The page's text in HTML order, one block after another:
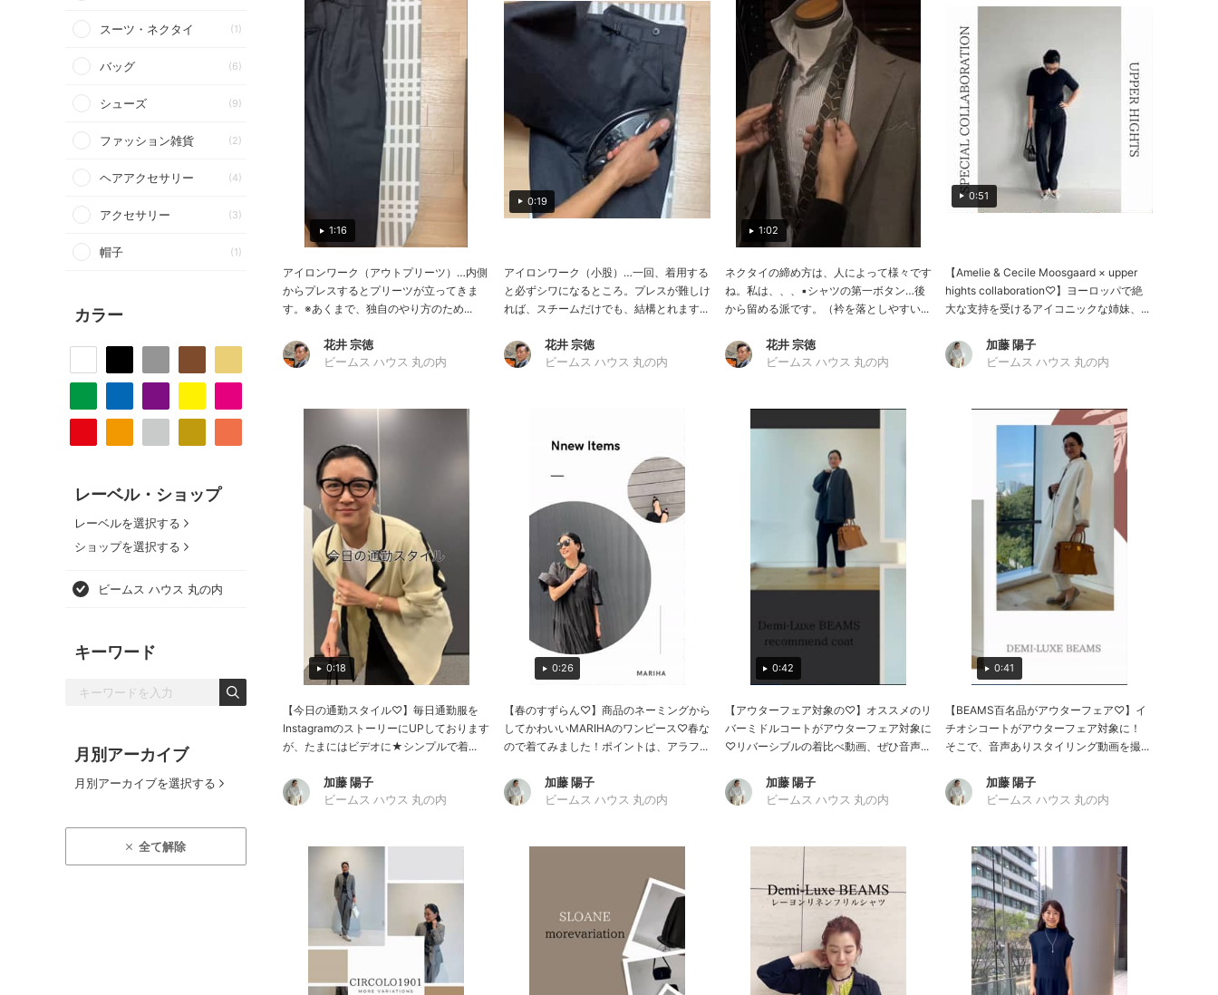
スーツ・ネクタイ (1)
バッグ (6)
シューズ (9)
ファッション雑貨 (2)
ヘアアクセサリー (4)
アクセサリー (3)
帽子 (1)
カラー
レーベル・ショップ
レーベルを選択する
ショップを選択する
ビームス ハウス 丸の内
キーワード
月別アーカイブ
月別アーカイブを選択する
全て解除
1:16
アイロンワーク（アウトプリーツ）…内側
からプレスするとプリーツが立ってきま
す。※あくまで、独自のやり方のため...
花井 宗徳
ビームス ハウス 丸の内
0:19
アイロンワーク（小股）…一回、着用する
と必ずシワになるところ。プレスが難しけ
れば、スチームだけでも、結構とれます...
花井 宗徳
ビームス ハウス 丸の内
1:02
ネクタイの締め方は、人によって様々です
ね。私は、、、▪️シャツの第一ボタン…後
から留める派です。（衿を落としやすい...
花井 宗徳
ビームス ハウス 丸の内
0:51
【Amelie & Cecile Moosgaard × upper
hights collaboration♡】ヨーロッパで絶
大な支持を受けるアイコニックな姉妹、...
加藤 陽子
ビームス ハウス 丸の内
0:18
【今日の通勤スタイル♡】毎日通勤服を
InstagramのストーリーにUPしております
が、たまにはビデオに★シンプルで着...
加藤 陽子
ビームス ハウス 丸の内
0:26
【春のすずらん♡】商品のネーミングから
してかわいいMARIHAのワンピース♡春な
ので着てみました！ポイントは、アラフ...
加藤 陽子
ビームス ハウス 丸の内
0:42
【アウターフェア対象の♡】オススメのリ
バーミドルコートがアウターフェア対象に
♡リバーシブルの着比べ動画、ぜひ音声...
加藤 陽子
ビームス ハウス 丸の内
0:41
【BEAMS百名品がアウターフェア♡】イ
チオシコートがアウターフェア対象に！
そこで、音声ありスタイリング動画を撮...
加藤 陽子
ビームス ハウス 丸の内